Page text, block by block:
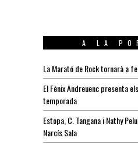
A LA
La Marató de Rock tornarà a
El Fènix Andreuenc presenta
temporada
Estopa, C. Tangana i Nathy
Narcís Sala